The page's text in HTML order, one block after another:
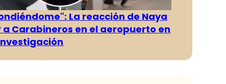
La reacción de Naya
a Carabineros en el aeropuerto en